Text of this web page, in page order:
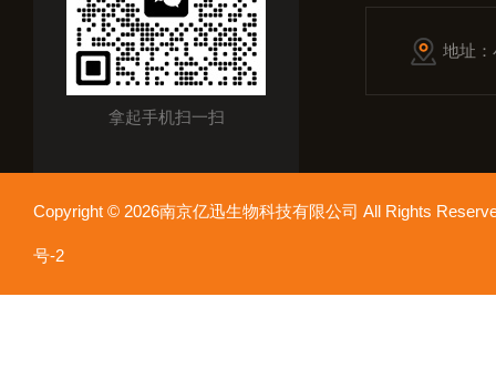
拿起手机扫一扫
地址
Copyright © 2026南京亿迅生物科技有限公司 All Rights
号-2